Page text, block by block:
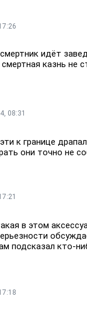
идёт
смертная казнь не
08:31
к границе
они точно не
в этом
подсказал кто-